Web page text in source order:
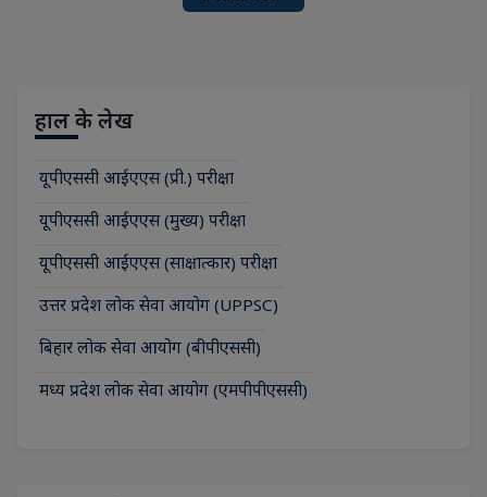
हाल के लेख
यूपीएससी आईएएस (प्री.) परीक्षा
यूपीएससी आईएएस (मुख्य) परीक्षा
यूपीएससी आईएएस (साक्षात्कार) परीक्षा
उत्तर प्रदेश लोक सेवा आयोग (UPPSC)
बिहार लोक सेवा आयोग (बीपीएससी)
मध्य प्रदेश लोक सेवा आयोग (एमपीपीएससी)